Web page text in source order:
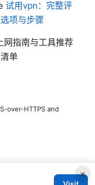
试用vpn：完整评
项与步骤
网指南与工具推荐
单
over-HTTPS and
×